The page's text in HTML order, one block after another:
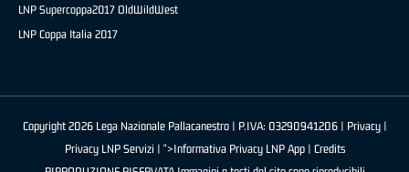
LNP Supercoppa2017 OldWildWest
LNP Coppa Italia 2017
Copyright 2026 Lega Nazionale Pallacanestro | P.IVA: 03290941206 | Privacy|
Privacy LNP Servizi | ">Informativa Privacy LNP App | Credits